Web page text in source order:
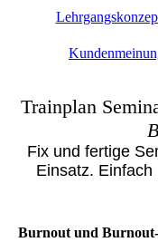
Trainplan
Fix und fertige
Einsatz.
Burnout und